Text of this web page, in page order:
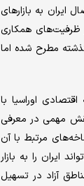
ایران به بازارهای
ظرفیت‌های همکاری
مطرح شده اما
اوراسیا با
مهمی در معرفی
مرتبط با آن
ایران را به بازار
آزاد در تسهیل